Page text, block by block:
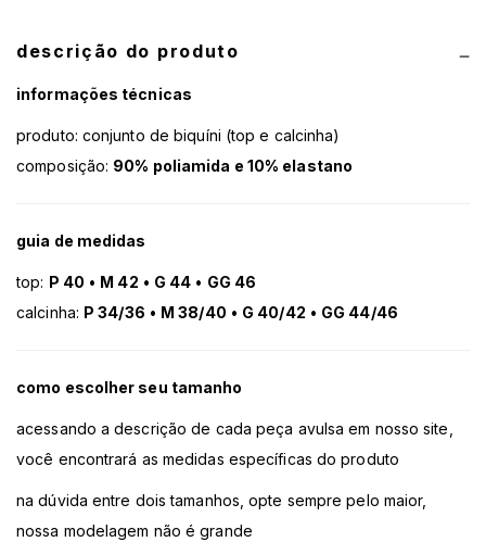
descrição do produto
informações técnicas
produto: conjunto de biquíni (top e calcinha)
composição: 90% poliamida e 10% elastano
guia de medidas
top: P 40 • M 42 • G 44 • GG 46
calcinha: P 34/36 • M 38/40 • G 40/42 • GG 44/46
como escolher seu tamanho
acessando a descrição de cada peça avulsa em nosso site,
você encontrará as medidas específicas do produto
na dúvida entre dois tamanhos, opte sempre pelo maior,
nossa modelagem não é grande